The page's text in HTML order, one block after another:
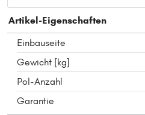
Artikel-Eigenschaften
Einbauseite
Gewicht [kg]
Pol-Anzahl
Garantie